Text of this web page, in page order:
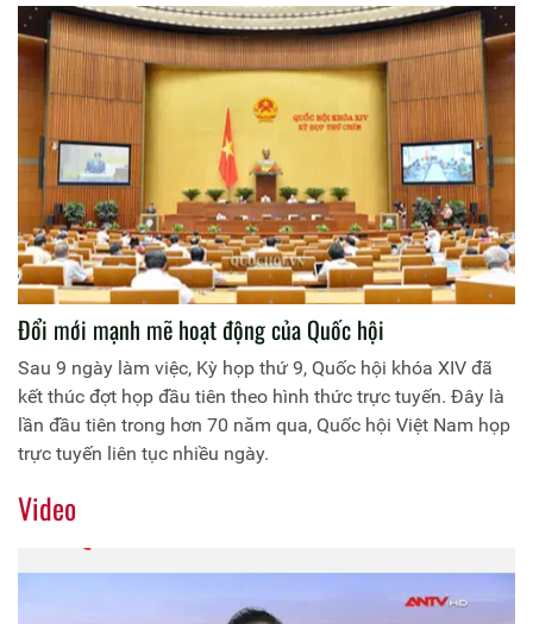
viên Liên minh châu Âu (EVIPA).
Đổi mới mạnh mẽ hoạt động của Quốc hội
Sau 9 ngày làm việc, Kỳ họp thứ 9, Quốc hội khóa XIV đã
kết thúc đợt họp đầu tiên theo hình thức trực tuyến. Đây là
lần đầu tiên trong hơn 70 năm qua, Quốc hội Việt Nam họp
trực tuyến liên tục nhiều ngày.
Video